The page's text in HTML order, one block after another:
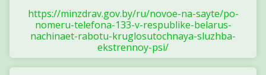
https://minzdrav.gov.by/ru/novoe-na-sayte/po-
nomeru-telefona-133-v-respublike-belarus-
nachinaet-rabotu-kruglosutochnaya-sluzhba-
ekstrennoy-psi/